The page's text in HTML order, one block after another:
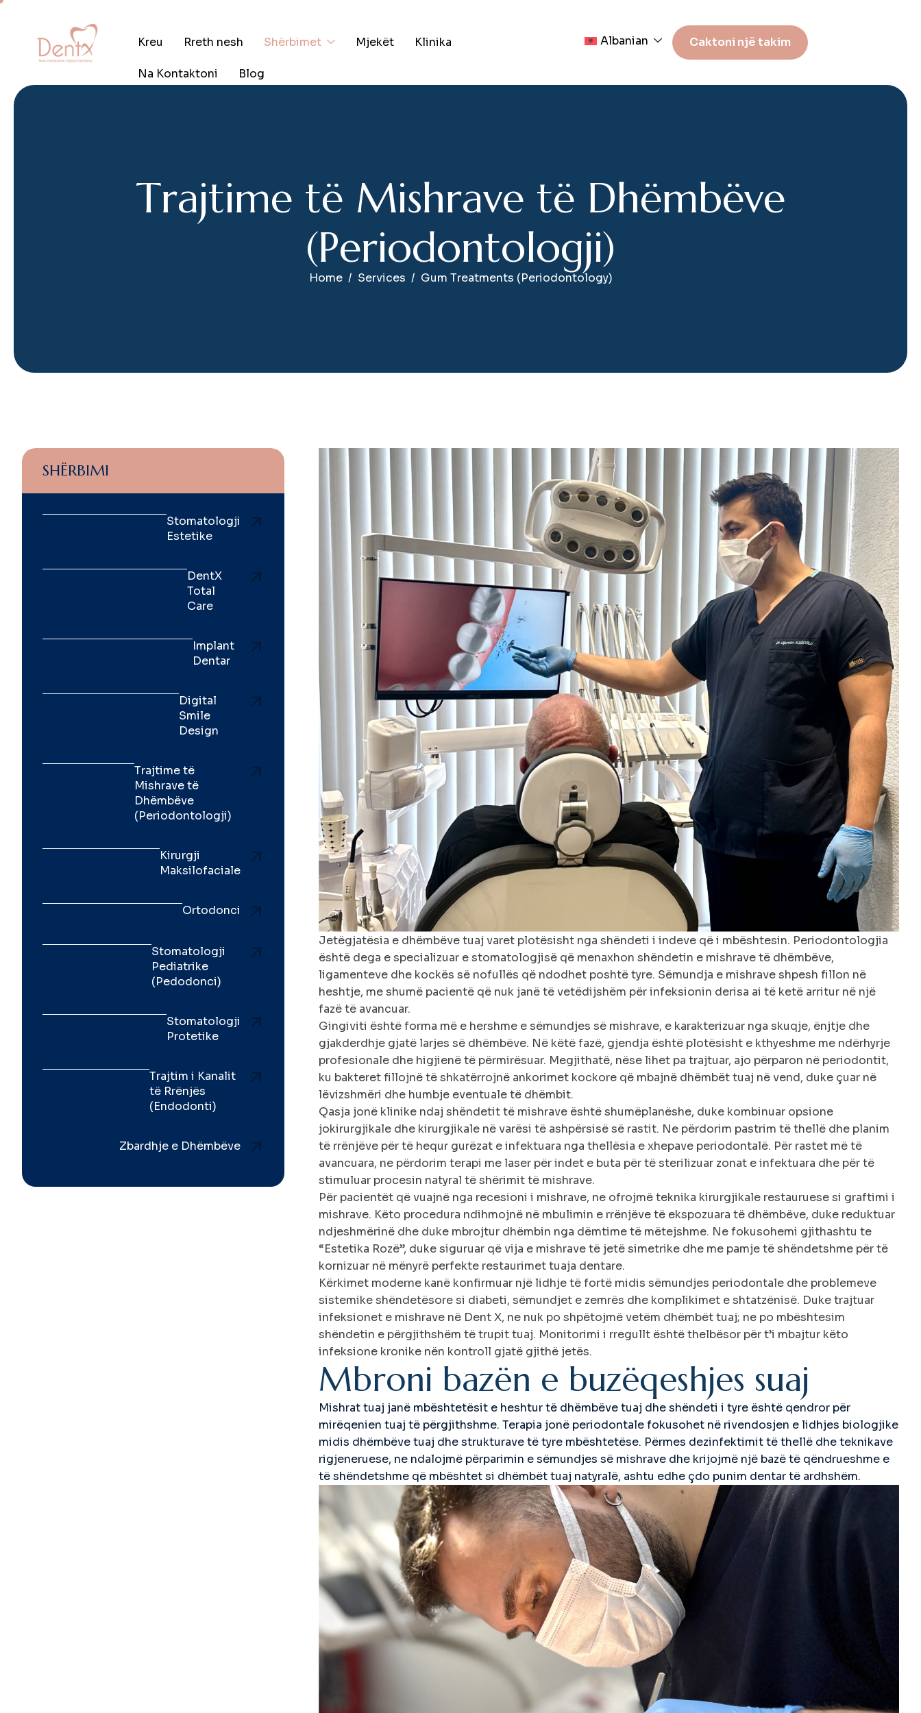
Kreu Rreth nesh Shërbimet Mjekët Klinika
Na Kontaktoni Blog
Albanian Caktoni një takim
Trajtime të Mishrave të Dhëmbëve
(Periodontologji)
Home Services Gum Treatments (Periodontology)
SHËRBIMI
Stomatologji
Estetike
DentX
Total
Care
Implant
Dentar
Digital
Smile
Design
Trajtime të
Mishrave të
Dhëmbëve
(Periodontologji)
Kirurgji
Maksilofaciale
Ortodonci
Stomatologji
Pediatrike
(Pedodonci)
Stomatologji
Protetike
Trajtim i Kanalit
të Rrënjës
(Endodonti)
Zbardhje e Dhëmbëve
Jetëgjatësia e dhëmbëve tuaj varet plotësisht nga shëndeti i indeve që i mbështesin. Periodontologjia
është dega e specializuar e stomatologjisë që menaxhon shëndetin e mishrave të dhëmbëve,
ligamenteve dhe kockës së nofullës që ndodhet poshtë tyre. Sëmundja e mishrave shpesh fillon në
heshtje, me shumë pacientë që nuk janë të vetëdijshëm për infeksionin derisa ai të ketë arritur në një
fazë të avancuar.
Gingiviti është forma më e hershme e sëmundjes së mishrave, e karakterizuar nga skuqje, ënjtje dhe
gjakderdhje gjatë larjes së dhëmbëve. Në këtë fazë, gjendja është plotësisht e kthyeshme me ndërhyrje
profesionale dhe higjienë të përmirësuar. Megjithatë, nëse lihet pa trajtuar, ajo përparon në periodontit,
ku bakteret fillojnë të shkatërrojnë ankorimet kockore që mbajnë dhëmbët tuaj në vend, duke çuar në
lëvizshmëri dhe humbje eventuale të dhëmbit.
Qasja jonë klinike ndaj shëndetit të mishrave është shumëplanëshe, duke kombinuar opsione
jokirurgjikale dhe kirurgjikale në varësi të ashpërsisë së rastit. Ne përdorim pastrim të thellë dhe planim
të rrënjëve për të hequr gurëzat e infektuara nga thellësia e xhepave periodontalë. Për rastet më të
avancuara, ne përdorim terapi me laser për indet e buta për të sterilizuar zonat e infektuara dhe për të
stimuluar procesin natyral të shërimit të mishrave.
Për pacientët që vuajnë nga recesioni i mishrave, ne ofrojmë teknika kirurgjikale restauruese si graftimi i
mishrave. Këto procedura ndihmojnë në mbulimin e rrënjëve të ekspozuara të dhëmbëve, duke reduktuar
ndjeshmërinë dhe duke mbrojtur dhëmbin nga dëmtime të mëtejshme. Ne fokusohemi gjithashtu te
“Estetika Rozë”, duke siguruar që vija e mishrave të jetë simetrike dhe me pamje të shëndetshme për të
kornizuar në mënyrë perfekte restaurimet tuaja dentare.
Kërkimet moderne kanë konfirmuar një lidhje të fortë midis sëmundjes periodontale dhe problemeve
sistemike shëndetësore si diabeti, sëmundjet e zemrës dhe komplikimet e shtatzënisë. Duke trajtuar
infeksionet e mishrave në Dent X, ne nuk po shpëtojmë vetëm dhëmbët tuaj; ne po mbështesim
shëndetin e përgjithshëm të trupit tuaj. Monitorimi i rregullt është thelbësor për t’i mbajtur këto
infeksione kronike nën kontroll gjatë gjithë jetës.
Mbroni bazën e buzëqeshjes suaj
Mishrat tuaj janë mbështetësit e heshtur të dhëmbëve tuaj dhe shëndeti i tyre është qendror për
mirëqenien tuaj të përgjithshme. Terapia jonë periodontale fokusohet në rivendosjen e lidhjes biologjike
midis dhëmbëve tuaj dhe strukturave të tyre mbështetëse. Përmes dezinfektimit të thellë dhe teknikave
rigjeneruese, ne ndalojmë përparimin e sëmundjes së mishrave dhe krijojmë një bazë të qëndrueshme e
të shëndetshme që mbështet si dhëmbët tuaj natyralë, ashtu edhe çdo punim dentar të ardhshëm.